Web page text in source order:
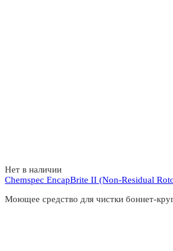
Нет в наличии
Chemspec EncapBrite II (Non-Residual
Моющее средство для чистки боннет-